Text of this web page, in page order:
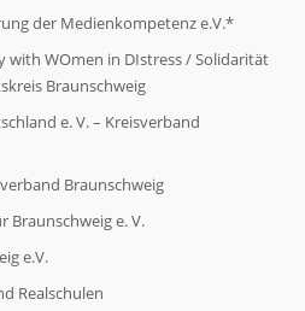
der Medienkompetenz e.V.*
with WOmen in DIstress / Solidarität
Braunschweig
e. V. – Kreisverband
Braunschweig
Braunschweig e. V.
e.V.
Realschulen